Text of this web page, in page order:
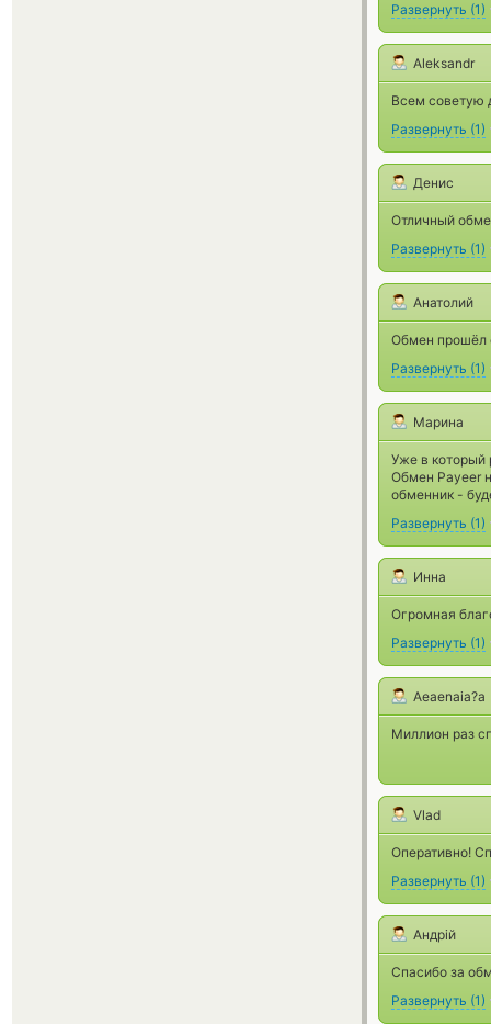
Развернуть (1)
Aleksandr
Всем советую
Развернуть (1)
Денис
Отличный
Развернуть (1)
Анатолий
Обмен прошёл
Развернуть (1)
Марина
Уже в который
Обмен Payeer
обменник -
Развернуть (1)
Инна
Огромная
Развернуть (1)
Aeaenaia?a
Миллион раз
Vlad
Оперативно!
Развернуть (1)
Андрій
Спасибо за
Развернуть (1)